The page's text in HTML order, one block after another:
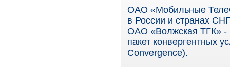
ОАО «Мобильные
в России и странах
ОАО «Волжская ТГК» -
пакет конвергентных
Convergence).